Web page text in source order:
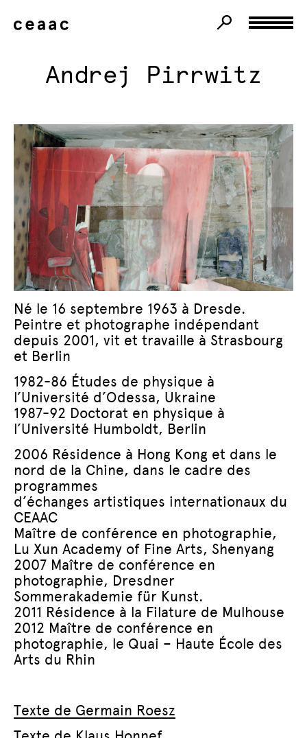
Andrej Pirrwitz
Né le 16 septembre 1963 à Dresde.
Peintre et photographe indépendant
depuis 2001, vit et travaille à Strasbourg
et Berlin
1982-86 Études de physique à
l’Université d’Odessa, Ukraine
1987-92 Doctorat en physique à
l’Université Humboldt, Berlin
2006 Résidence à Hong Kong et dans le
nord de la Chine, dans le cadre des
programmes
d’échanges artistiques internationaux du
CEAAC
Maître de conférence en photographie,
Lu Xun Academy of Fine Arts, Shenyang
2007 Maître de conférence en
photographie, Dresdner
Sommerakademie für Kunst.
2011 Résidence à la Filature de Mulhouse
2012 Maître de conférence en
photographie, le Quai – Haute École des
Arts du Rhin
Texte de Germain Roesz